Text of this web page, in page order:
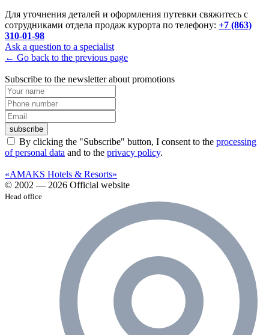
Для уточнения деталей и оформления путевки свяжитесь с
сотрудниками отдела продаж курорта по телефону: +7 (863)
310-01-98
Ask a question to a specialist
← Go back to the previous page
Subscribe to the newsletter about promotions
subscribe
By clicking the "Subscribe" button, I consent to the processing
of personal data and to the privacy policy.
«AMAKS Hotels & Resorts»
© 2002 — 2026 Official website
Head office